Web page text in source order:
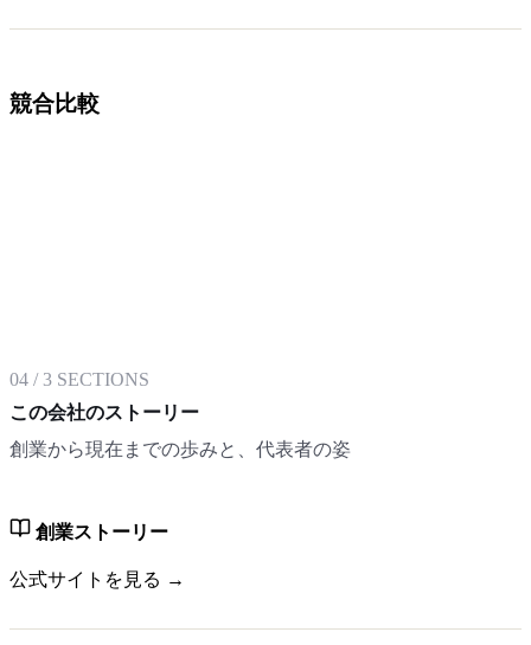
競合比較
04 /3 SECTIONS
この会社のストーリー
創業から現在までの歩みと、代表者の姿
創業ストーリー
公式サイトを見る →